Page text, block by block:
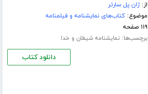
از:ژان پل سارتر
موضوع:کتاب‌های نمایشنامه و فیلمنامه
۱۱۹ صفحه
برچسب‌ها:نمایشنامه شیطان و خدا
دانلود کتاب